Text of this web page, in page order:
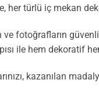
her türlü iç mekan
ve fotoğrafların
ile hem dekoratif
kazanılan